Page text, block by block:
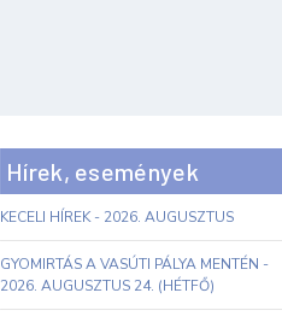
Hírek, események
KECELI HÍREK - 2026. AUGUSZTUS
GYOMIRTÁS A VASÚTI PÁLYA MENTÉN -
2026. AUGUSZTUS 24. (HÉTFŐ)